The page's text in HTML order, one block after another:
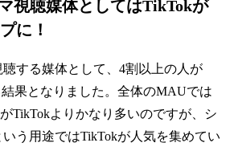
視聴媒体としてはTikTokが
に！
する媒体として、4割以上の人が
結果となりました。全体のMAUでは
がTikTokよりかなり多いのですが、シ
う用途ではTikTokが人気を集めてい